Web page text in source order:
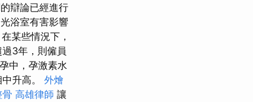
辯論已經進行
浴室有害影響
某些情況下，
3年，則僱員
中，孕激素水
升高。 外燴
高雄律師 讓